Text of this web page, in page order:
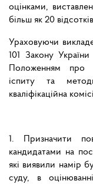
оцінками,
більш як 20
Ураховуючи
101 Закону
Положенням про
іспиту та
кваліфікаційна
1. Призначити
кандидатами на
які виявили намір
суду, в